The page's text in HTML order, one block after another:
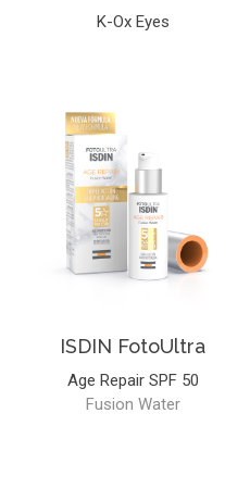
K-Ox Eyes
ISDIN FotoUltra
Age Repair SPF 50
Fusion Water